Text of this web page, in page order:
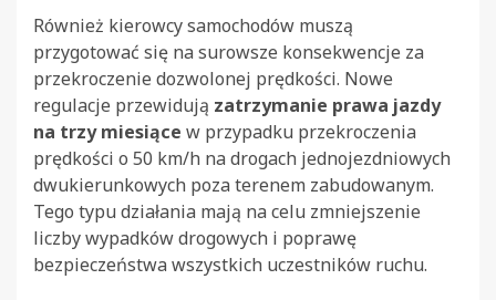
Również kierowcy samochodów muszą
przygotować się na surowsze konsekwencje za
przekroczenie dozwolonej prędkości. Nowe
regulacje przewidują zatrzymanie prawa jazdy
na trzy miesiące w przypadku przekroczenia
prędkości o 50 km/h na drogach jednojezdniowych
dwukierunkowych poza terenem zabudowanym.
Tego typu działania mają na celu zmniejszenie
liczby wypadków drogowych i poprawę
bezpieczeństwa wszystkich uczestników ruchu.